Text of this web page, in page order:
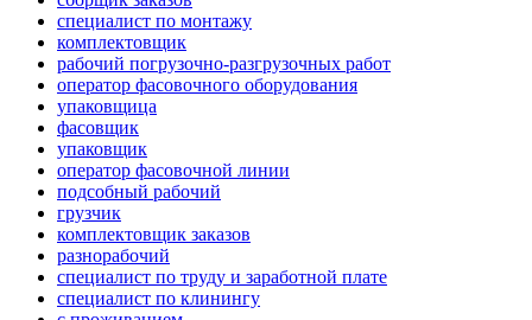
специалист по монтажу
комплектовщик
рабочий погрузочно-разгрузочных работ
оператор фасовочного оборудования
упаковщица
фасовщик
упаковщик
оператор фасовочной линии
подсобный рабочий
грузчик
комплектовщик заказов
разнорабочий
специалист по труду и заработной плате
специалист по клинингу